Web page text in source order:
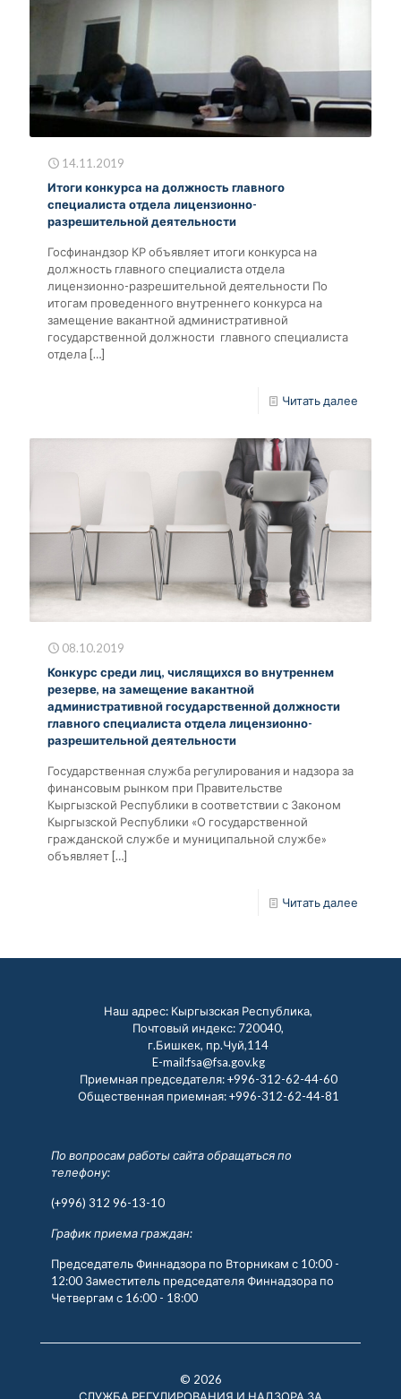
14.11.2019
Итоги конкурса на должность главного
специалиста отдела лицензионно-
разрешительной деятельности
Госфинандзор КР объявляет итоги конкурса на
должность главного специалиста отдела
лицензионно-разрешительной деятельности По
итогам проведенного внутреннего конкурса на
замещение вакантной административной
государственной должности главного специалиста
отдела […]
Читать далее
08.10.2019
Конкурс среди лиц, числящихся во внутреннем
резерве, на замещение вакантной
административной государственной должности
главного специалиста отдела лицензионно-
разрешительной деятельности
Государственная служба регулирования и надзора за
финансовым рынком при Правительстве
Кыргызской Республики в соответствии с Законом
Кыргызской Республики «О государственной
гражданской службе и муниципальной службе»
объявляет […]
Читать далее
Наш адрес: Кыргызская Республика,
Почтовый индекс: 720040,
г.Бишкек, пр.Чуй,114
E-mail:fsa@fsa.gov.kg
Приемная председателя:+996-312-62-44-60
Общественная приемная:+996-312-62-44-81
По вопросам работы сайта обращаться по
телефону:
(+996) 312 96-13-10
График приема граждан:
Председатель Финнадзора по Вторникам с 10:00 -
12:00 Заместитель председателя Финнадзора по
Четвергам с 16:00 - 18:00
© 2026